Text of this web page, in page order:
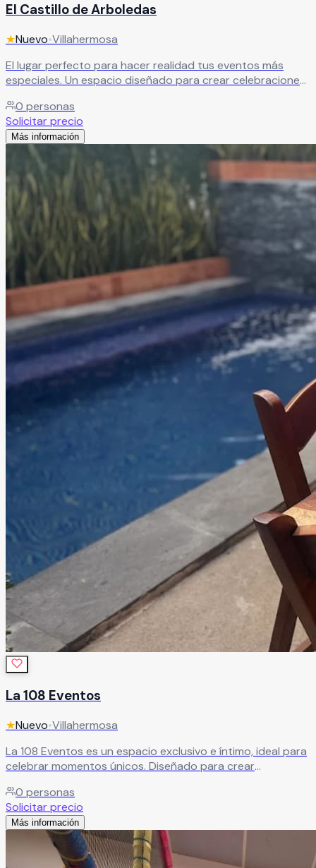
El Castillo de Arboledas
★Nuevo•Villahermosa
El lugar perfecto para hacer realidad tus eventos más
especiales. Un espacio diseñado para crear celebraciones
Leer más
0 personas
Solicitar precio
Más información
La 108 Eventos
★Nuevo•Villahermosa
La 108 Eventos es un espacio exclusivo e íntimo, ideal para
celebrar momentos únicos. Diseñado para crear
eventos personalizados, llenos de estilo y encanto.
Leer más
0 personas
Solicitar precio
Más información